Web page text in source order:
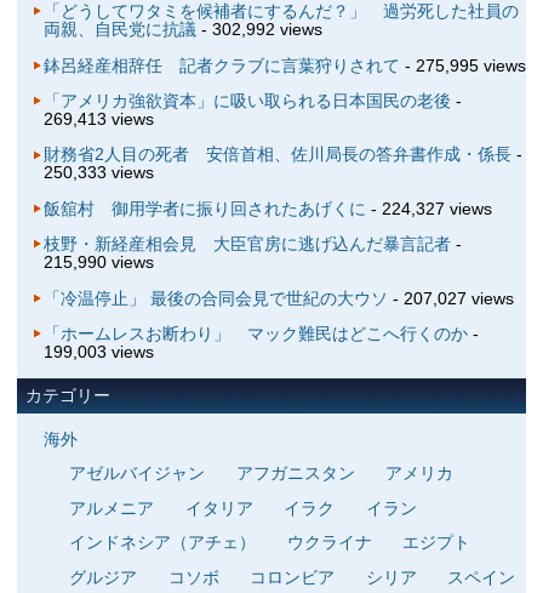
「どうしてワタミを候補者にするんだ？」 過労死した社員の
両親、自民党に抗議- 302,992 views
鉢呂経産相辞任 記者クラブに言葉狩りされて - 275,995 views
「アメリカ強欲資本」に吸い取られる日本国民の老後 -
269,413 views
財務省2人目の死者 安倍首相、佐川局長の答弁書作成・係長-
250,333 views
飯舘村 御用学者に振り回されたあげくに - 224,327 views
枝野・新経産相会見 大臣官房に逃げ込んだ暴言記者-
215,990 views
「冷温停止」 最後の合同会見で世紀の大ウソ - 207,027 views
「ホームレスお断わり」 マック難民はどこへ行くのか-
199,003 views
カテゴリー
海外
アゼルバイジャン
アフガニスタン
アメリカ
アルメニア
イタリア イラク
イラン
インドネシア（アチェ）
ウクライナ
エジプト
グルジア
コソボ コロンビア シリア
スペイン